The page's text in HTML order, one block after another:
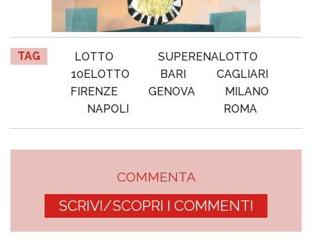
TAG LOTTO
SUPERENALOTTO
10ELOTTO
BARI
CAGLIARI
FIRENZE
GENOVA
MILANO
NAPOLI
ROMA
COMMENTA
SCRIVI/SCOPRI I COMMENTI